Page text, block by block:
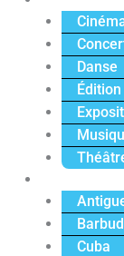
Danse
Édition
Cuba